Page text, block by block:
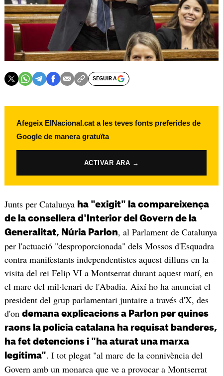
SEGUIR A
Afegeix ElNacional.cat a les teves fonts preferides de
Google de manera gratuïta
ACTIVAR ARA →
Junts per Catalunya ha "exigit" la compareixença
de la consellera d'Interior del Govern de la
Generalitat, Núria Parlon, al Parlament de Catalunya
per l'actuació "desproporcionada" dels Mossos d'Esquadra
contra manifestants independentistes aquest dilluns en la
visita del rei Felip VI a Montserrat durant aquest matí, en
el marc del mil·lenari de l'Abadia. Així ho ha anunciat el
president del grup parlamentari juntaire a través d'X, des
d'on demana explicacions a Parlon per quines
raons la policia catalana ha requisat banderes,
ha fet detencions i "ha aturat una marxa
legítima". I tot plegat "al marc de la connivència del
Govern amb un monarca que ve a provocar a Montserrat